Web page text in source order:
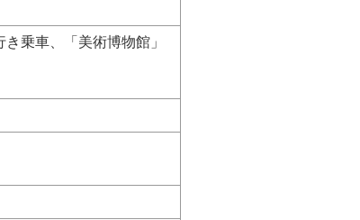
乗車、「美術博物館」